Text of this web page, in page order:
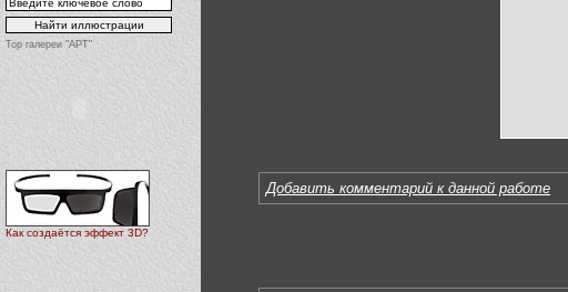
Top галереи "АРТ"
Как создаётся эффект 3D?
Добавить комментарий к данной работе